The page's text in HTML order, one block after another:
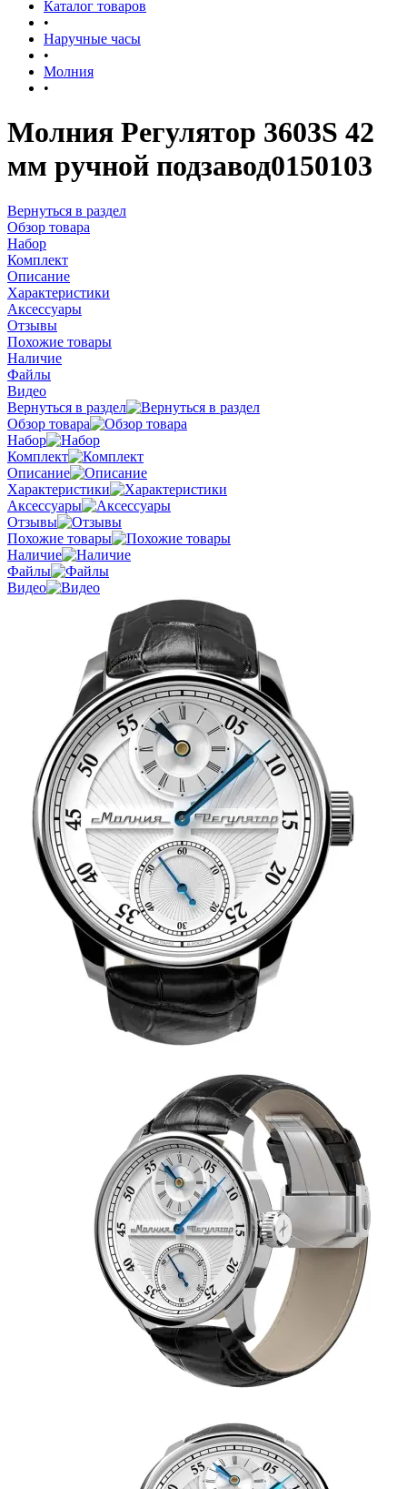
Каталог товаров
•
Наручные часы
•
Молния
•
Молния Регулятор 3603S 42
мм ручной подзавод0150103
Вернуться в раздел
Обзор товара
Набор
Комплект
Описание
Характеристики
Аксессуары
Отзывы
Похожие товары
Наличие
Файлы
Видео
Вернуться в раздел
Обзор товара
Набор
Комплект
Описание
Характеристики
Аксессуары
Отзывы
Похожие товары
Наличие
Файлы
Видео